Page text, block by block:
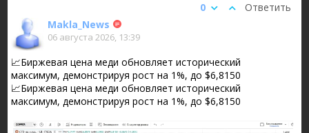
Ответить
0
Makla_News
06 августа 2026, 13:39
📈Биржевая цена меди обновляет исторический
максимум, демонстрируя рост на 1%, до $6,8150
📈Биржевая цена меди обновляет исторический
максимум, демонстрируя рост на 1%, до $6,8150